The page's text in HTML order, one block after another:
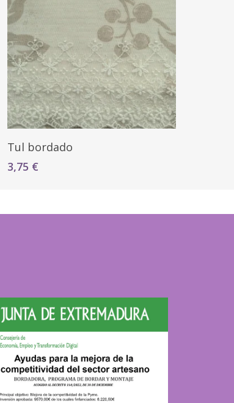
Seleccionar Opciones
Tul bordado
3,75 €